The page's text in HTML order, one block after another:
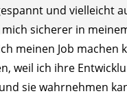
und vielleicht
sicherer in
meinen Job machen
weil ich ihre
sie wahrnehmen